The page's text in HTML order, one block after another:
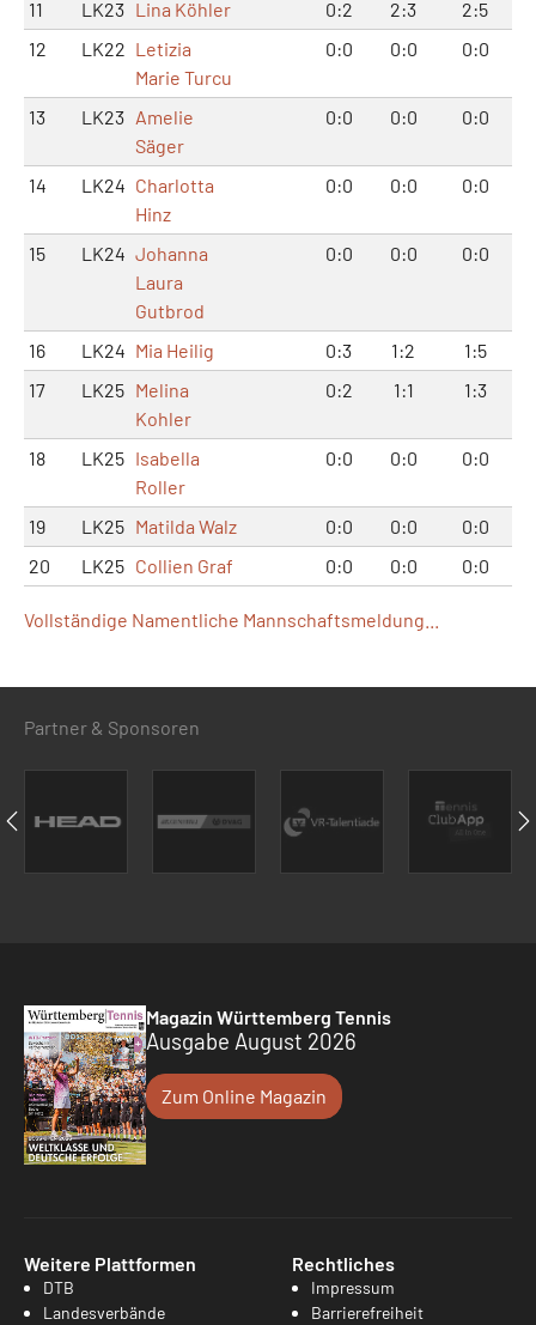
11 LK23 Lina Köhler 0:2 2:3
2:5
12
LK22 Letizia
Marie Turcu
0:0 0:0 0:0
13 LK23 Amelie
Säger
0:0 0:0 0:0
14 LK24 Charlotta
Hinz
0:0 0:0 0:0
15 LK24 Johanna
Laura
Gutbrod
0:0 0:0 0:0
16 LK24 Mia Heilig 0:3 1:2
1:5
17
LK25 Melina
Kohler
0:2 1:1 1:3
18 LK25 Isabella
Roller
0:0 0:0 0:0
19 LK25 Matilda Walz 0:0 0:0
0:0
20
LK25 Collien Graf 0:0 0:0 0:0
Vollständige Namentliche Mannschaftsmeldung...
Partner & Sponsoren
Magazin Württemberg Tennis
Ausgabe August 2026
Zum Online Magazin
Weitere Plattformen
DTB
Landesverbände
Rechtliches
Impressum
Barrierefreiheit